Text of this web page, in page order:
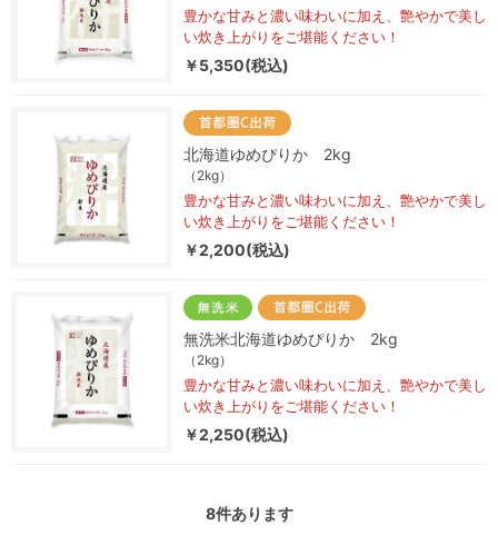
豊かな甘みと濃い味わいに加え、艶やかで美し
い炊き上がりをご堪能ください！
￥5,350(税込)
北海道ゆめぴりか 2kg
（2kg）
豊かな甘みと濃い味わいに加え、艶やかで美し
い炊き上がりをご堪能ください！
￥2,200(税込)
無洗米北海道ゆめぴりか 2kg
（2kg）
豊かな甘みと濃い味わいに加え、艶やかで美し
い炊き上がりをご堪能ください！
￥2,250(税込)
8件あります